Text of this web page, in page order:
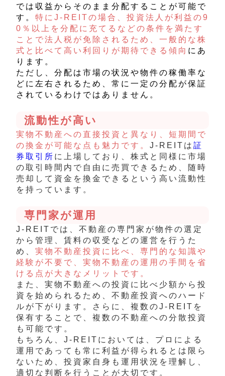
では収益からそのまま分配することが可能で
す。 特にJ-REITの場合、投資法人が利益の9
0％以上を分配に充てるなどの条件を満たす
ことで法人税が免除されるため、 一般的な株
式と比べて高い利回りが期待できる傾向 にあ
ります。
ただし、分配は市場の状況や物件の稼働率な
どに左右されるため、常に一定の分配が保証
されているわけではありません。
流動性が高い
実物不動産への直接投資と異なり、短期間で
の換金が可能な点も魅力です。 J-REITは 証
券取引所 に上場しており、株式と同様に市場
の取引時間内で自由に売買できるため、随時
売却して資金を換金できるという高い流動性
を持っています。
専門家が運用
J-REITでは、不動産の専門家が物件の選定
から管理、賃料の収受などの運営を行うた
め、 実物不動産投資に比べ、専門的な知識や
経験が不要で、実物不動産の運用の手間を省
ける点が大きなメリットです。
また、実物不動産への投資に比べ少額から投
資を始められるため、不動産投資へのハード
ルが下がります。さらに、複数のJ-REITを
保有することで、複数の不動産への分散投資
も可能です。
もちろん、J-REITにおいては、プロによる
運用であっても常に利益が得られるとは限ら
ないため、投資家自身も運用状況を理解し、
適切な判断を行うことが大切です。